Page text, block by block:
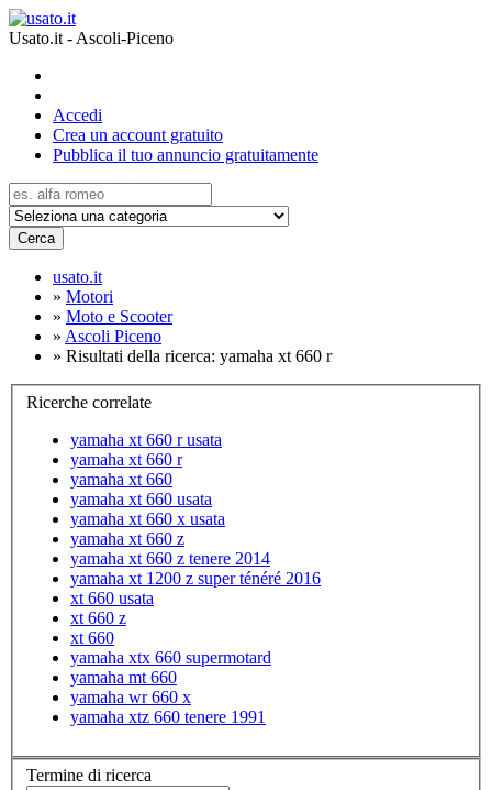
Usato.it - Ascoli-Piceno
Accedi
Crea un account gratuito
Pubblica il tuo annuncio gratuitamente
Cerca
usato.it
» Motori
» Moto e Scooter
» Ascoli Piceno
» Risultati della ricerca: yamaha xt 660 r
Ricerche correlate
yamaha xt 660 r usata
yamaha xt 660 r
yamaha xt 660
yamaha xt 660 usata
yamaha xt 660 x usata
yamaha xt 660 z
yamaha xt 660 z tenere 2014
yamaha xt 1200 z super ténéré 2016
xt 660 usata
xt 660 z
xt 660
yamaha xtx 660 supermotard
yamaha mt 660
yamaha wr 660 x
yamaha xtz 660 tenere 1991
Termine di ricerca